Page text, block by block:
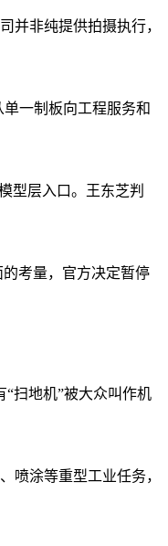
并非纯提供拍摄执行，
一制板向工程服务和
型层入口。王东芝判
的考量，官方决定暂停
“扫地机”被大众叫作机
喷涂等重型工业任务，